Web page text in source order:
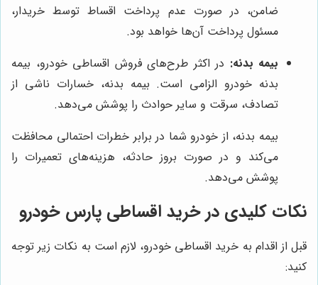
ضامن، در صورت عدم پرداخت اقساط توسط خریدار،
مسئول پرداخت آن‌ها خواهد بود.
بیمه بدنه: در اکثر طرح‌های فروش اقساطی خودرو، بیمه
بدنه خودرو الزامی است. بیمه بدنه، خسارات ناشی از
تصادف، سرقت و سایر حوادث را پوشش می‌دهد.
بیمه بدنه، از خودرو شما در برابر خطرات احتمالی محافظت
می‌کند و در صورت بروز حادثه، هزینه‌های تعمیرات را
پوشش می‌دهد.
نکات کلیدی در خرید اقساطی پارس خودرو
قبل از اقدام به خرید اقساطی خودرو، لازم است به نکات زیر توجه
کنید: